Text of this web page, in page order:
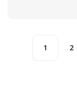
1 2